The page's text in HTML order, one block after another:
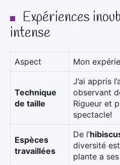
Expériences
intense
Aspect Mon
Technique
de taille
J’ai appris
observant
Rigueur et
spectacle!
Espèces
travaillées
De l’
diversité
plante a